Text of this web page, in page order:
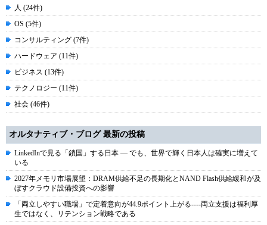
人 (24件)
OS (5件)
コンサルティング (7件)
ハードウェア (11件)
ビジネス (13件)
テクノロジー (11件)
社会 (46件)
オルタナティブ・ブログ 最新の投稿
LinkedInで見る「鎖国」する日本 ― でも、世界で輝く日本人は確実に増えて
いる
2027年メモリ市場展望：DRAM供給不足の長期化とNAND Flash供給緩和が及
ぼすクラウド設備投資への影響
「両立しやすい職場」で定着意向が44.9ポイント上がる----両立支援は福利厚
生ではなく、リテンション戦略である